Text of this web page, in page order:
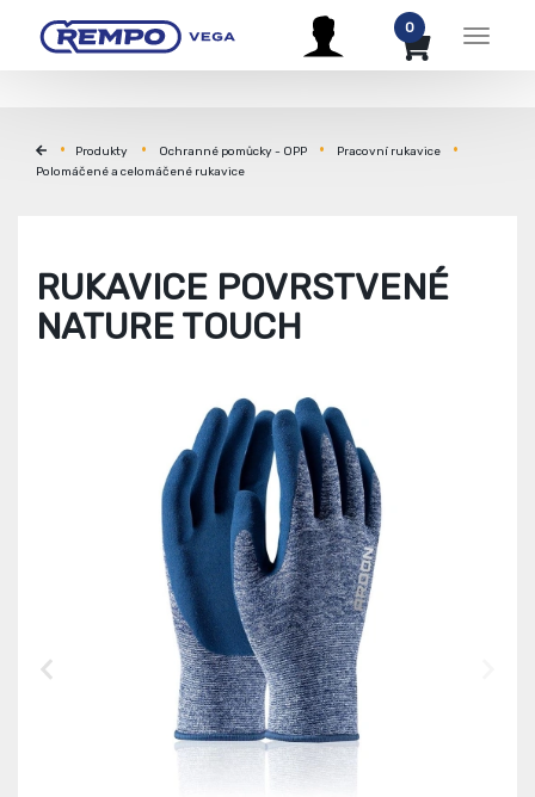
Menu
0
Produkty Ochranné pomůcky - OPP
Pracovní rukavice
Polomáčené a celomáčené rukavice
RUKAVICE POVRSTVENÉ
NATURE TOUCH